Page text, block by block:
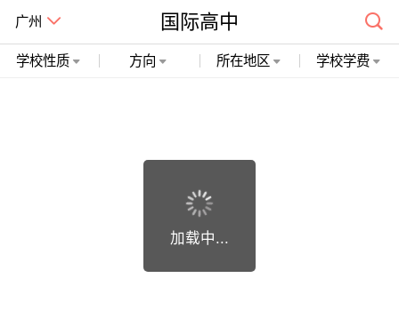
广州 国际高中
学校性质 方向 所在地区 学校学费
加载中...